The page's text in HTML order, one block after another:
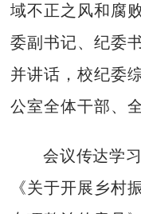
域不正之风和腐
委副书记、纪委
并讲话，校纪委
公室全体干部、
会议传达学
《关于开展乡村